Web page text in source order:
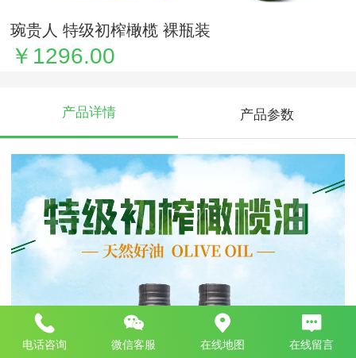
琬贵人 特级初榨橄榄 裸瓶装
￥1296.00
产品详情 产品参数
电话咨询 微信客服 在线地图 在线留言